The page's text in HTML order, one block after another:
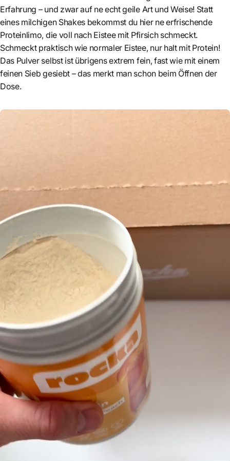
Erfahrung – und zwar auf ne echt geile Art und Weise! Statt
eines milchigen Shakes bekommst du hier ne erfrischende
Proteinlimo, die voll nach Eistee mit Pfirsich schmeckt.
Schmeckt praktisch wie normaler Eistee, nur halt mit Protein!
Das Pulver selbst ist übrigens extrem fein, fast wie mit einem
feinen Sieb gesiebt – das merkt man schon beim Öffnen der
Dose.